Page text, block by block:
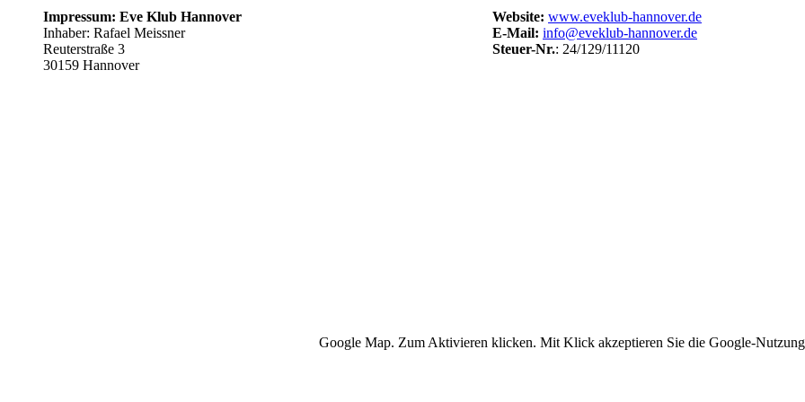
Impressum: Eve Klub Hannover
Inhaber: Rafael Meissner
Reuterstraße 3
30159 Hannover
Website: www.eveklub-hannover.de
E-Mail: info@eveklub-hannover.de
Steuer-Nr.: 24/129/11120
Google Map. Zum Aktivieren klicken. Mit Klick akzeptieren Sie die Google-